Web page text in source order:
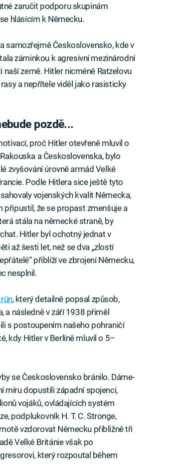
zaručit podporu skupinám
hlásícím k Německu.
samozřejmě Československo, kde v
záminkou k agresivní mezinárodní
země. Hitler nicméně Ratzelovu
a nepřítele viděl jako rasisticky
pozdě...
proč Hitler otevřeně mluvil o
a Československa, bylo
zvyšování úrovně armád Velké
Podle Hitlera sice ještě tyto
vojenských kvalit Německa,
připustil, že se propast zmenšuje a
stála na německé straně, by
Hitler byl ochotný jednat v
až šesti let, než se dva „zlostí
přiblíží ve zbrojení Německu,
nesplnil.
, který detailně popsal způsob,
a následně v září 1938 přiměl
s postoupením našeho pohraničí
kdy Hitler v Berlíně mluvil o 5–
se Československo bránilo. Dáme-
míru dopustili západní spojenci,
vojáků, ovládajících systém
podplukovník H. T. C. Stronge,
vzdorovat Německu přibližně tři
Velké Británie však po
který rozpoutal během